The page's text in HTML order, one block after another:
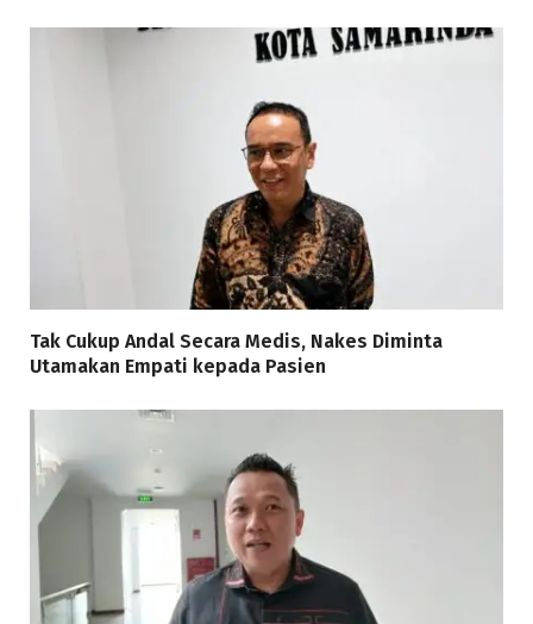
Tak Cukup Andal Secara Medis, Nakes Diminta
Utamakan Empati kepada Pasien